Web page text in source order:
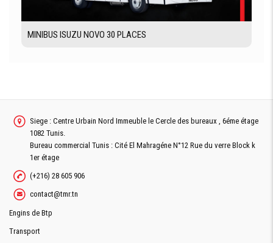
MINIBUS ISUZU NOVO 30 PLACES
Siege : Centre Urbain Nord Immeuble le Cercle des bureaux , 6éme étage
1082 Tunis.
Bureau commercial Tunis : Cité El Mahragéne N°12 Rue du verre Block k
1er étage
(+216) 28 605 906
contact@tmr.tn
Engins de Btp
Transport